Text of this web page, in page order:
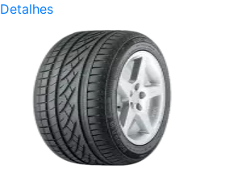
Detalhes